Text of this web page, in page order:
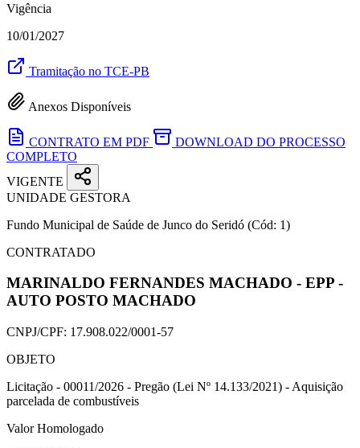
Vigência
10/01/2027
Tramitação no TCE-PB
Anexos Disponíveis
CONTRATO EM PDF
DOWNLOAD DO PROCESSO
COMPLETO
VIGENTE
UNIDADE GESTORA
Fundo Municipal de Saúde de Junco do Seridó (Cód: 1)
CONTRATADO
MARINALDO FERNANDES MACHADO - EPP -
AUTO POSTO MACHADO
CNPJ/CPF: 17.908.022/0001-57
OBJETO
Licitação - 00011/2026 - Pregão (Lei Nº 14.133/2021) - Aquisição
parcelada de combustíveis
Valor Homologado